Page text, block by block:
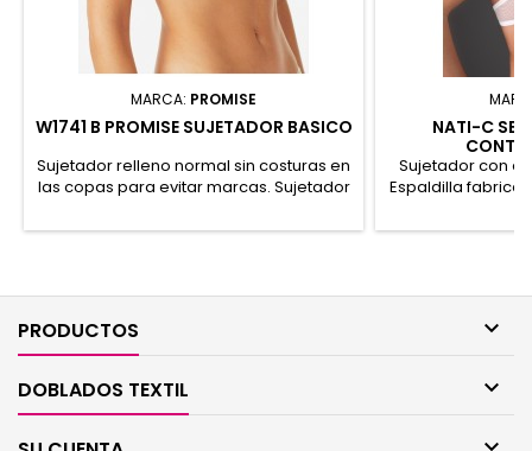
MARCA: PROMISE
W1741 B PROMISE SUJETADOR BASICO
Sujetador relleno normal sin costuras en
las copas para evitar marcas. Sujetador
92% Poliamida, 8% Elastano
NATI-C
Sujetador con
Espaldilla
Poliéster,
PRODUCTOS 
DOBLADOS TEXTIL 